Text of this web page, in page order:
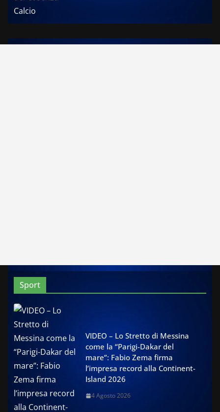
Sport
VIDEO – Lo Stretto di Messina
come la “Parigi-Dakar del
mare”: Fabio Zema firma
l’impresa record alla Continent-
Island 2026
4 Agosto 2026